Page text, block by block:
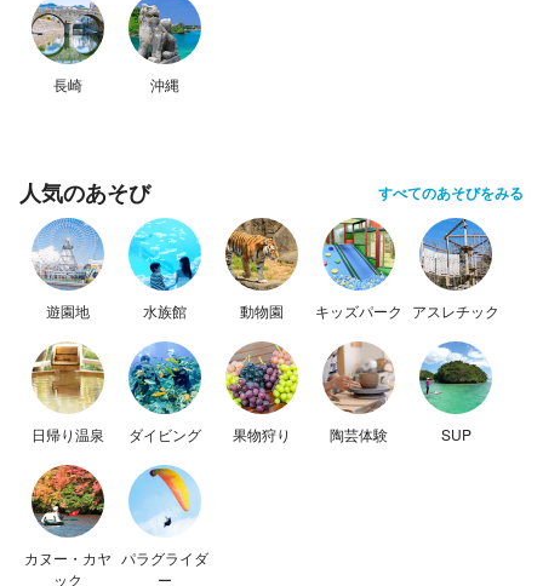
長崎 沖縄
人気のあそび すべてのあそびをみる
遊園地 水族館 動物園 キッズパーク アスレチック
日帰り温泉 ダイビング 果物狩り 陶芸体験 SUP
カヌー・カヤ
ック
パラグライダ
ー